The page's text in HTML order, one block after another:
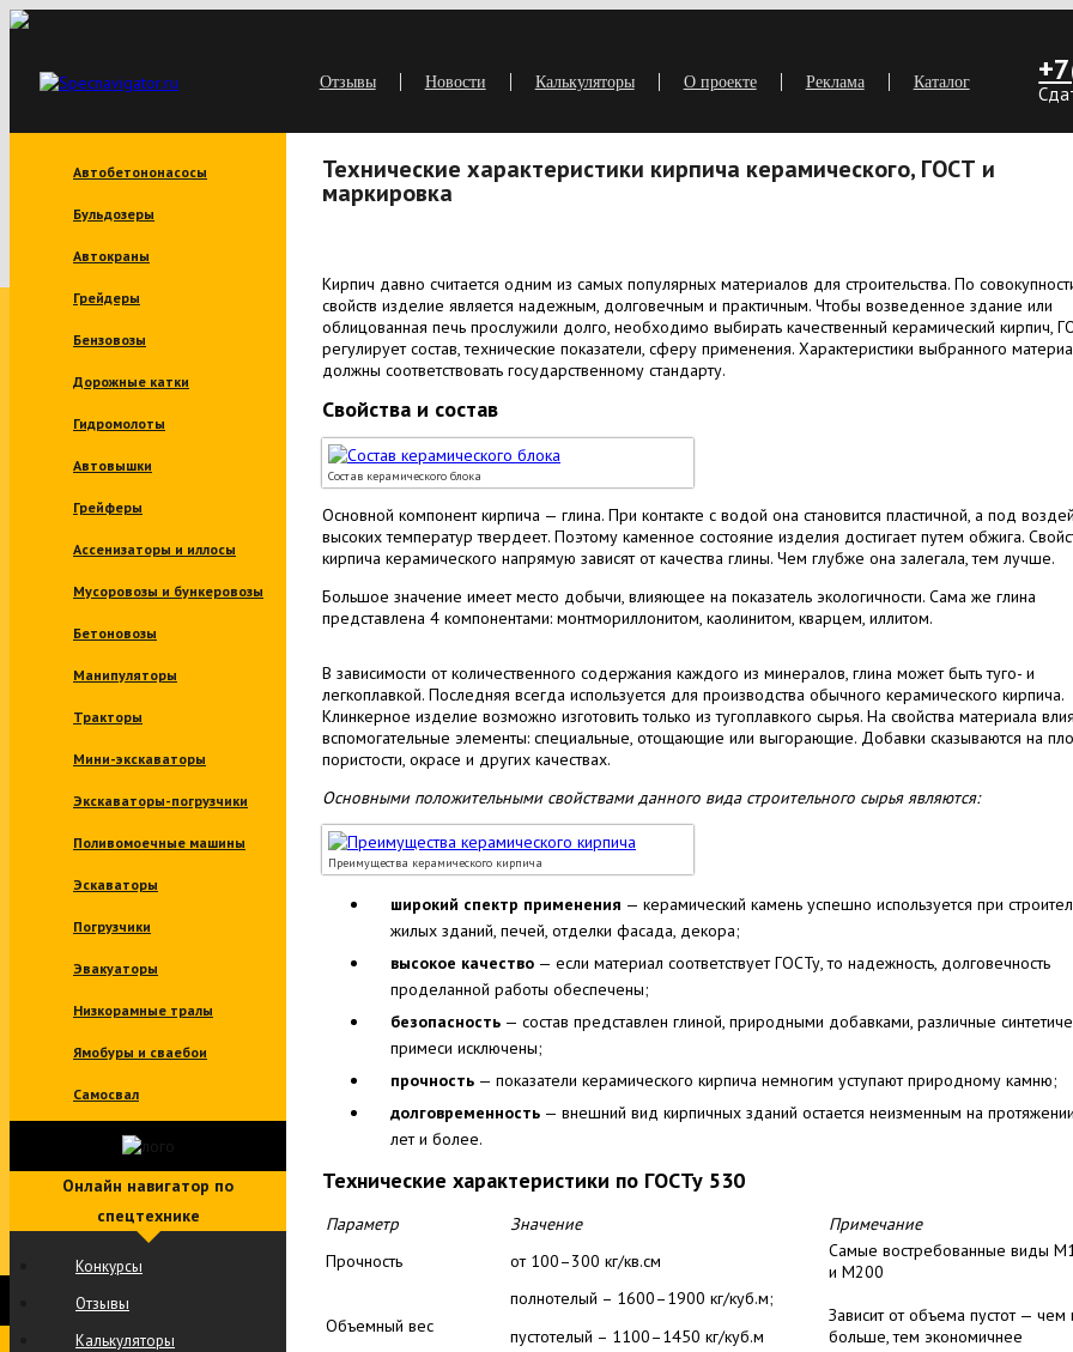
Отзывы Новости Калькуляторы О проекте Реклама Каталог
Автобетононасосы
Бульдозеры
Автокраны
Грейдеры
Бензовозы
Дорожные катки
Гидромолоты
Автовышки
Грейферы
Ассенизаторы и иллосы
Мусоровозы и бункеровозы
Бетоновозы
Манипуляторы
Тракторы
Мини-экскаваторы
Экскаваторы-погрузчики
Поливомоечные машины
Эскаваторы
Погрузчики
Эвакуаторы
Низкорамные тралы
Ямобуры и сваебои
Самосвал
Онлайн навигатор по
спецтехнике
Конкурсы
Отзывы
Калькуляторы
Технические характеристики кирпича керамического, ГОСТ и
маркировка
Кирпич давно считается одним из самых популярных материалов для строительства. По
свойств изделие является надежным, долговечным и практичным. Чтобы возведенное здание или
облицованная печь прослужили долго, необходимо выбирать качественный керамический кирпич,
регулирует состав, технические показатели, сферу применения. Характеристики выбранного
должны соответствовать государственному стандарту.
Свойства и состав
Состав керамического блока
Основной компонент кирпича — глина. При контакте с водой она становится пластичной, а под
высоких температур твердеет. Поэтому каменное состояние изделия достигает путем обжига.
кирпича керамического напрямую зависят от качества глины. Чем глубже она залегала, тем лучше.
Большое значение имеет место добычи, влияющее на показатель экологичности. Сама же глина
представлена 4 компонентами: монтмориллонитом, каолинитом, кварцем, иллитом.
В зависимости от количественного содержания каждого из минералов, глина может быть туго- и
легкоплавкой. Последняя всегда используется для производства обычного керамического кирпича.
Клинкерное изделие возможно изготовить только из тугоплавкого сырья. На свойства материала
вспомогательные элементы: специальные, отощающие или выгорающие. Добавки сказываются на
пористости, окрасе и других качествах.
Основными положительными свойствами данного вида строительного сырья являются:
Преимущества керамического кирпича
широкий спектр применения — керамический камень успешно используется при
жилых зданий, печей, отделки фасада, декора;
высокое качество — если материал соответствует ГОСТу, то надежность, долговечность
проделанной работы обеспечены;
безопасность — состав представлен глиной, природными добавками, различные
примеси исключены;
прочность — показатели керамического кирпича немногим уступают природному камню;
долговременность — внешний вид кирпичных зданий остается неизменным на
лет и более.
Технические характеристики по ГОСТу 530
Параметр Значение
Примечание
Прочность
от 100–300 кг/кв.см
Самые востребованные виды
и М200
Объемный вес
полнотелый – 1600–1900 кг/куб.м;
пустотелый – 1100–1450 кг/куб.м
Зависит от объема пустот — чем
больше, тем экономичнее